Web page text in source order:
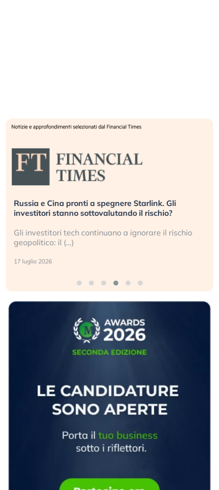
Russia e Cina pronti a spegnere Starlink. Gli
investitori stanno sottovalutando il rischio?
Gli investitori tech continuano a ignorare il rischio
geopolitico: il (…)
17 luglio 2026